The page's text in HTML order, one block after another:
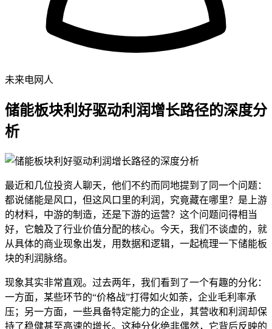
未来电网人
储能板块利好驱动利润增长路径的深度分
析
最近和几位投资人聊天，他们不约而同地提到了同一个问题：
都说储能是风口，但这风口里的利润，究竟藏在哪里？是上游
的材料，中游的制造，还是下游的运营？这个问题问得相当
好，它触及了行业价值分配的核心。今天，我们不谈虚的，就
从具体的商业现象出发，用数据和逻辑，一起梳理一下储能板
块的利润脉络。
现象其实非常直观。过去两年，我们看到了一个有趣的分化：
一方面，某些环节的“价格战”打得如火如荼，企业毛利率承
压；另一方面，一些具备特定能力的企业，其营收和利润却保
持了稳健甚至高速的增长。这种分化绝非偶然，它背后反映的